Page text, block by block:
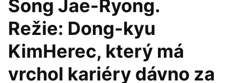
Song Jae-Ryong.
Režie: Dong-kyu
KimHerec, který má
vrchol kariéry dávno za